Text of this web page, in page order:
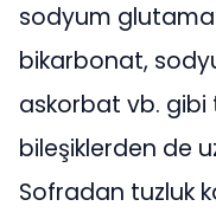
sodyum
bikarbonat,
askorbat vb.
bileşiklerden de
Sofradan tuzluk